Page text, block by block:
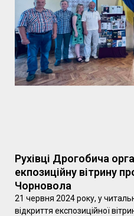
Рухівці Дрогобича
екпозиційну вітрину
Чорновола
21 червня 2024 року, у
відкриття експозиційної